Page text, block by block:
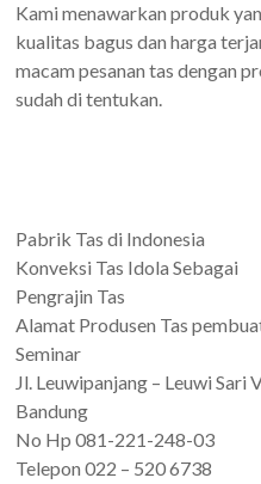
Kami menawarkan produk
kualitas bagus dan harga
macam pesanan tas dengan
sudah di tentukan.
Pabrik Tas di Indonesia
Konveksi Tas Idola Sebagai
Pengrajin Tas
Alamat Produsen Tas
Seminar
Jl. Leuwipanjang – Leuwi Sari
Bandung
No Hp 081-221-248-03
Telepon 022 – 520 6738